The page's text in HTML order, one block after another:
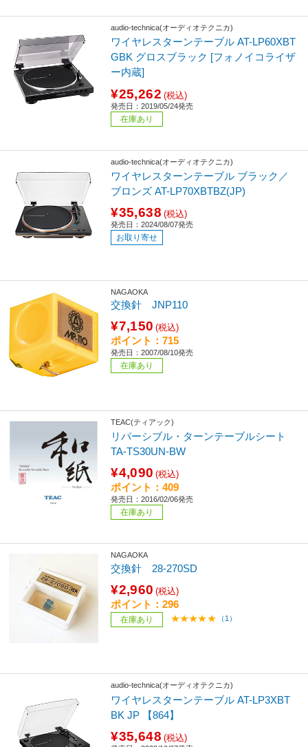
audio-technica(オーディオテクニカ)
ワイヤレスターンテーブル AT-LP60XBT
GBK グロスブラック [フォノイコライザ
ー内蔵]
¥25,262 (税込)
発売日：2019/05/24発売
在庫あり
audio-technica(オーディオテクニカ)
ワイヤレスターンテーブル ブラック／
ブロンズ AT-LP70XBTBZ(JP)
¥35,638 (税込)
発売日：2024/08/07発売
お取り寄せ
NAGAOKA
交換針 JNP110
¥7,150 (税込)
ポイント：715
発売日：2007/08/10発売
在庫あり
TEAC(ティアック)
リバーシブル・ターンテーブルシート
TA-TS30UN-BW
¥4,090 (税込)
ポイント：409
発売日：2016/02/06発売
在庫あり
NAGAOKA
交換針 28-270SD
¥2,960 (税込)
ポイント：296
在庫あり （1）
audio-technica(オーディオテクニカ)
ワイヤレスターンテーブル AT-LP3XBT
BK JP 【864】
¥35,648 (税込)